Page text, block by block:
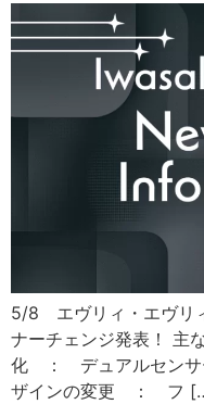
5/8 エヴリィ・エヴ
ナーチェンジ発表！ 主
化 ： デュアルセンサ
ザインの変更 ： フ